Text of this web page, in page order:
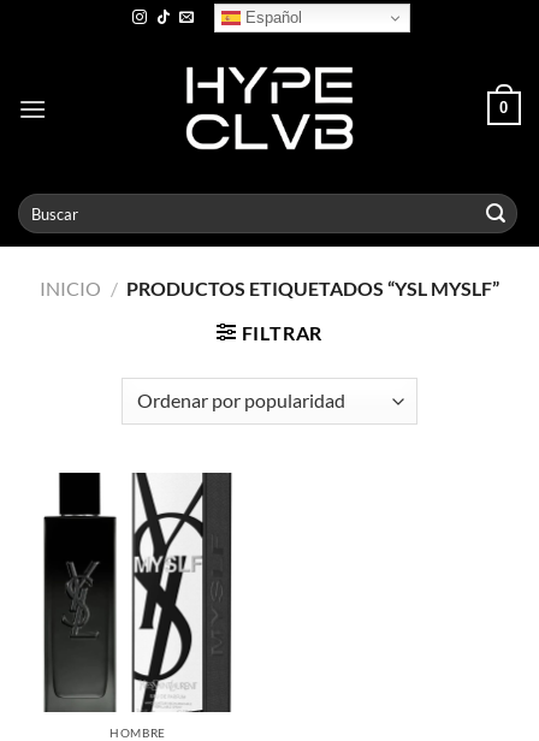
Español
0
Buscar
por:
INICIO / PRODUCTOS ETIQUETADOS “YSL MYSLF”
FILTRAR
HOMBRE